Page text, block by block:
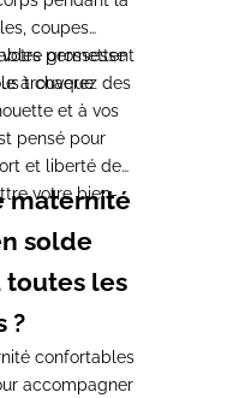
coupes
permettent
à chaque
grossesse
trouverez des
et à vos
pensé pour
et liberté de
votre bien-
maternité
solde
les
?
confortables
accompagner